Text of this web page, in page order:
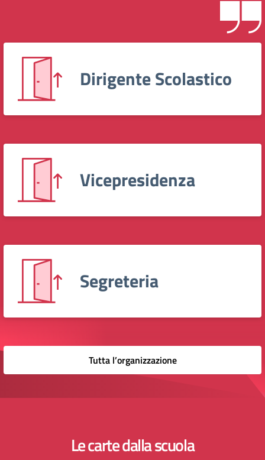
Dirigente Scolastico
Vicepresidenza
Segreteria
Tutta l’organizzazione
Le carte dalla scuola